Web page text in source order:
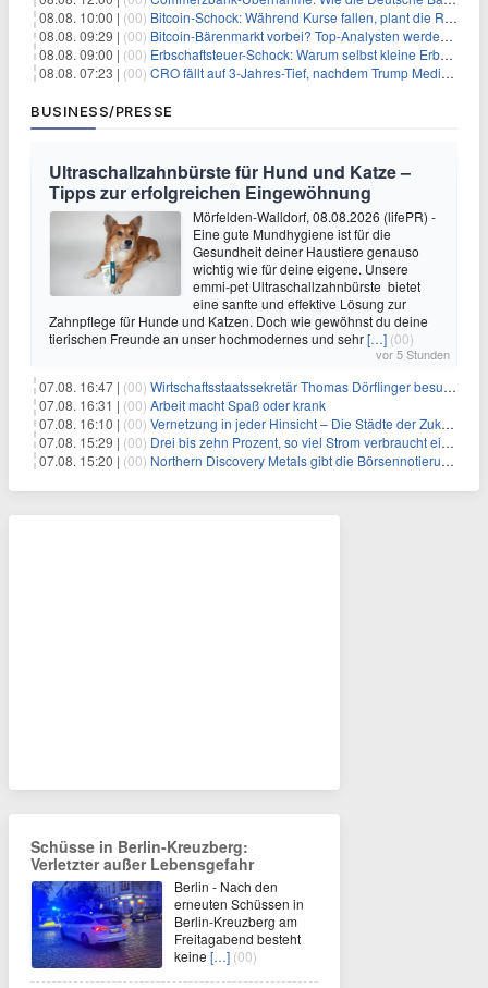
08.08. 10:00 | (00) Bitcoin-Schock: Während Kurse fallen, plant die Regierung die Steuer-Bombe
08.08. 09:29 | (00) Bitcoin-Bärenmarkt vorbei? Top-Analysten werden optimistisch, aber die Geschichte sagt etwas anderes
08.08. 09:00 | (00) Erbschaftsteuer-Schock: Warum selbst kleine Erbschaften den Fiskus Millionen kosten
08.08. 07:23 | (00) CRO fällt auf 3-Jahres-Tief, nachdem Trump Media zwei große Crypto.com-Deals storniert
BUSINESS/PRESSE
Ultraschallzahnbürste für Hund und Katze –
Tipps zur erfolgreichen Eingewöhnung
Mörfelden-Walldorf, 08.08.2026 (lifePR) -
Eine gute Mundhygiene ist für die
Gesundheit deiner Haustiere genauso
wichtig wie für deine eigene. Unsere
emmi-pet Ultraschallzahnbürste bietet
eine sanfte und effektive Lösung zur
Zahnpflege für Hunde und Katzen. Doch wie gewöhnst du deine
tierischen Freunde an unser hochmodernes und sehr[…] (00)
vor 5 Stunden
07.08. 16:47 | (00) Wirtschaftsstaatssekretär Thomas Dörflinger besucht Handwerksbetrieb im Kammerbezirk Freiburg
07.08. 16:31 | (00) Arbeit macht Spaß oder krank
07.08. 16:10 | (00) Vernetzung in jeder Hinsicht – Die Städte der Zukunft sind grün-blau
07.08. 15:29 | (00) Drei bis zehn Prozent, so viel Strom verbraucht ein Aufzug im Gebäude
07.08. 15:20 | (00) Northern Discovery Metals gibt die Börsennotierung an der Frankfurter Wertpapierbörse bekannt
Schüsse in Berlin-Kreuzberg:
Verletzter außer Lebensgefahr
Berlin - Nach den
erneuten Schüssen in
Berlin-Kreuzberg am
Freitagabend besteht
keine […] (00)